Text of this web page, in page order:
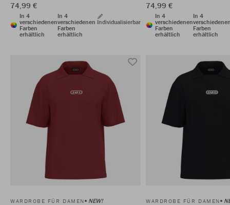
74,99 €
In 4
verschiedenen
Farben
erhältlich
In 4
verschiedenen
Farben
erhältlich
Individualisierbar
74,99 €
In 4
verschiedenen
Farben
erhältlich
In 4
Farben
erhältlich
WARDROBE FÜR DAMEN NEW! WARDROBE FÜR DAMEN